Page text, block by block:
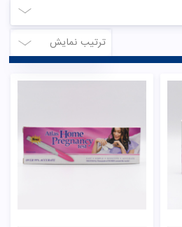
ترتیب نمایش